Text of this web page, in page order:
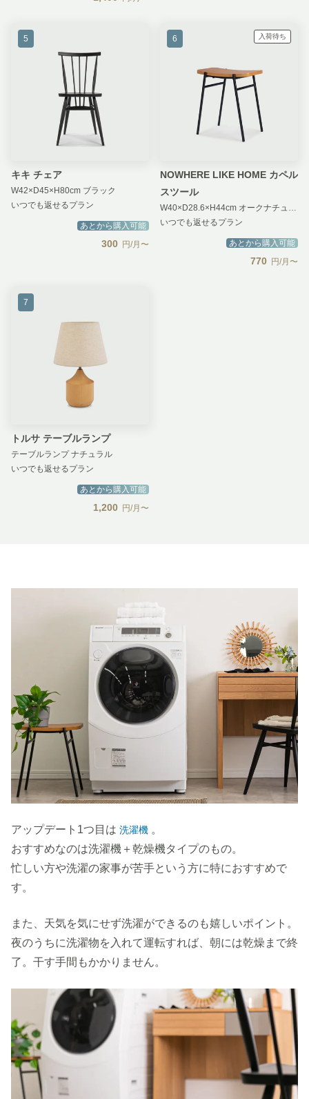
5
キキ チェア
W42×D45×H80cm ブラック
いつでも返せるプラン
あとから購入可能
300 円/月〜
6 入荷待ち
NOWHERE LIKE HOME カペル
スツール
W40×D28.6×H44cm オークナチュラル
いつでも返せるプラン
あとから購入可能
770 円/月〜
7
トルサ テーブルランプ
テーブルランプ ナチュラル
いつでも返せるプラン
あとから購入可能
1,200 円/月〜
アップデート1つ目は 洗濯機 。
おすすめなのは洗濯機＋乾燥機タイプのもの。
忙しい方や洗濯の家事が苦手という方に特におすすめで
す。
また、天気を気にせず洗濯ができるのも嬉しいポイント。
夜のうちに洗濯物を入れて運転すれば、朝には乾燥まで終
了。干す手間もかかりません。